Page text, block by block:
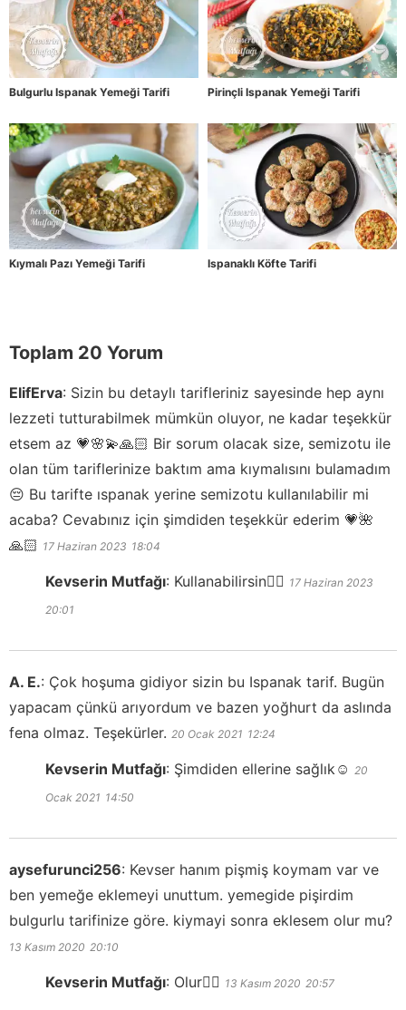
Bulgurlu Ispanak Yemeği Tarifi Pirinçli Ispanak Yemeği Tarifi
Kıymalı Pazı Yemeği Tarifi Ispanaklı Köfte Tarifi
Toplam 20 Yorum
ElifErva: Sizin bu detaylı tarifleriniz sayesinde hep aynı
lezzeti tutturabilmek mümkün oluyor, ne kadar teşekkür
etsem az 💗🌸💫🙏🏻 Bir sorum olacak size, semizotu ile
olan tüm tariflerinize baktım ama kıymalısını bulamadım
😔 Bu tarifte ıspanak yerine semizotu kullanılabilir mi
acaba? Cevabınız için şimdiden teşekkür ederim 💗🌺
🙏🏻 17 Haziran 2023 18:04
Kevserin Mutfağı: Kullanabilirsin👍🏻 17 Haziran 2023
20:01
A. E.: Çok hoşuma gidiyor sizin bu Ispanak tarif. Bugün
yapacam çünkü arıyordum ve bazen yoğhurt da aslında
fena olmaz. Teşekürler. 20 Ocak 2021 12:24
Kevserin Mutfağı: Şimdiden ellerine sağlık☺️ 20
Ocak 2021 14:50
aysefurunci256: Kevser hanım pişmiş koymam var ve
ben yemeğe eklemeyi unuttum. yemegide pişirdim
bulgurlu tarifinize göre. kiymayi sonra eklesem olur mu?
13 Kasım 2020 20:10
Kevserin Mutfağı: Olur👍🏻 13 Kasım 2020 20:57